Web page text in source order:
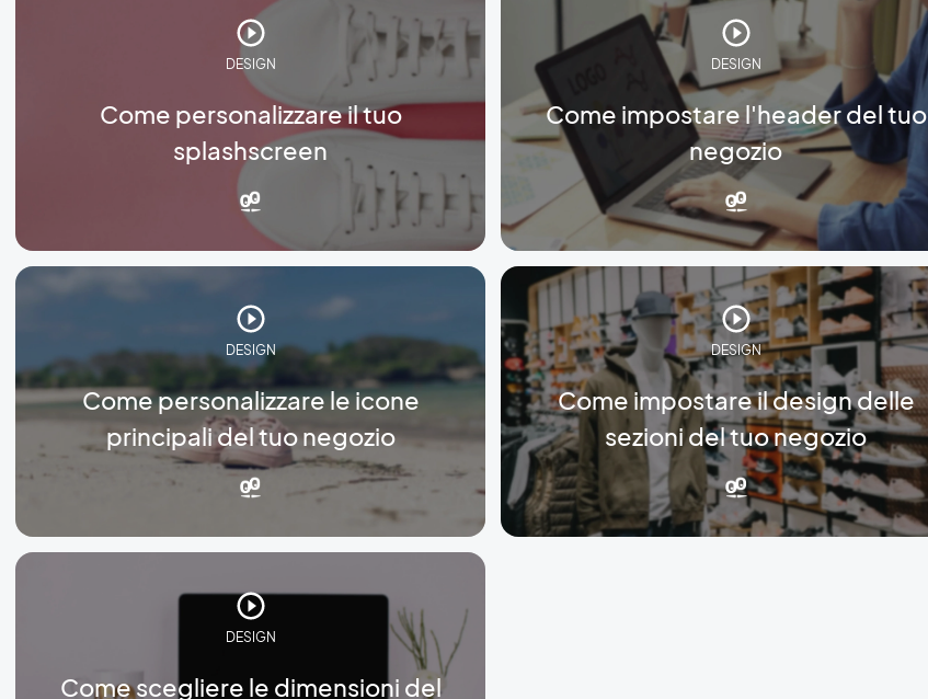
DESIGN
Come personalizzare il tuo
splashscreen
DESIGN
Come impostare l'header del tuo
negozio
DESIGN
Come personalizzare le icone
principali del tuo negozio
DESIGN
Come impostare il design delle
sezioni del tuo negozio
DESIGN
Come scegliere le dimensioni del